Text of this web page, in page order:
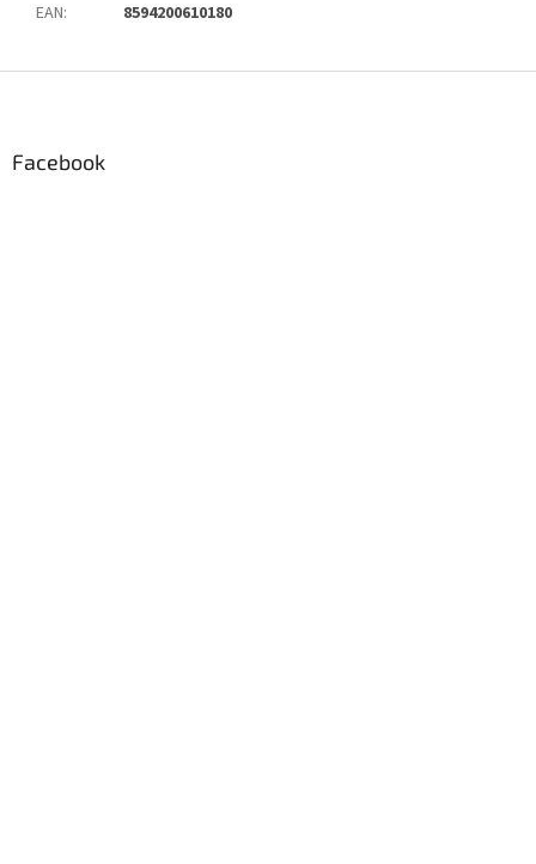
EAN: 8594200610180
Facebook